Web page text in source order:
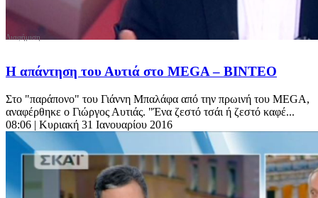
Η απάντηση του Αυτιά στο MEGA – ΒΙΝΤΕΟ
Στο "παράπονο" του Γιάννη Μπαλάφα από την πρωινή του MEGA,
αναφέρθηκε ο Γιώργος Αυτιάς. "Ένα ζεστό τσάι ή ζεστό καφέ...
08:06 | Κυριακή 31 Ιανουαρίου 2016